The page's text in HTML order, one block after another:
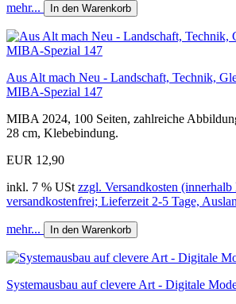
mehr... In den Warenkorb
Aus Alt mach Neu - Landschaft, Technik,
MIBA-Spezial 147
MIBA 2024, 100 Seiten, zahlreiche
28 cm, Klebebindung.
EUR 12,90
inkl. 7 % USt zzgl. Versandkosten (innerhalb
versandkostenfrei; Lieferzeit 2-5 Tage,
mehr... In den Warenkorb
Systemausbau auf clevere Art - Digitale